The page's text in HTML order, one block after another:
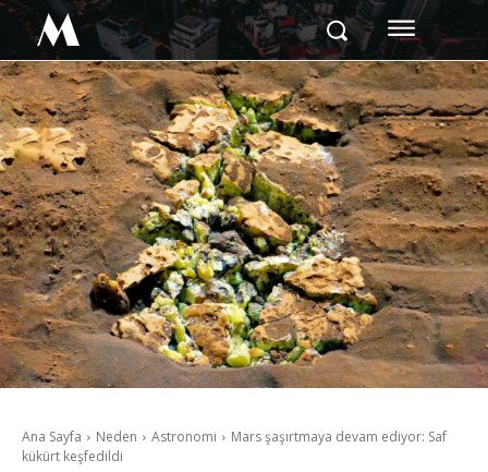
M
Ana Sayfa Neden Astronomi
Mars şaşırtmaya devam ediyor: Saf
kükürt keşfedildi